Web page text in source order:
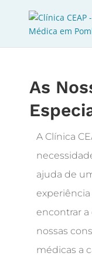
As
A Clínica
ajuda de
experiência
encontrar a
nossas
médicas a